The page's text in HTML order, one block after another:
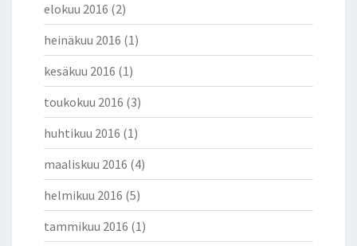
elokuu 2016 (2)
heinäkuu 2016 (1)
kesäkuu 2016 (1)
toukokuu 2016 (3)
huhtikuu 2016 (1)
maaliskuu 2016 (4)
helmikuu 2016 (5)
tammikuu 2016 (1)